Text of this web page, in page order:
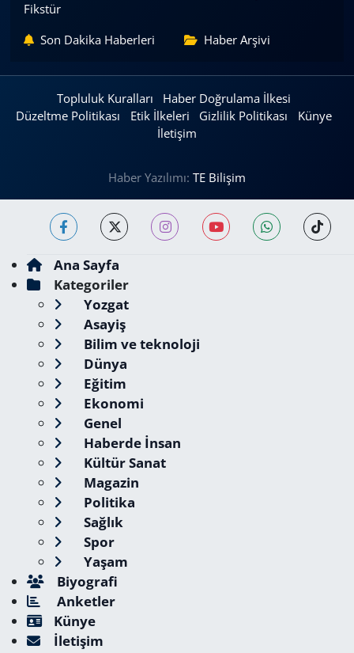
Fikstür
Son Dakika Haberleri Haber Arşivi
Topluluk Kuralları
Haber Doğrulama İlkesi
Düzeltme Politikası
Etik İlkeleri Gizlilik Politikası
Künye
İletişim
Haber Yazılımı: TE Bilişim
Ana Sayfa
Kategoriler
Yozgat
Asayiş
Bilim ve teknoloji
Dünya
Eğitim
Ekonomi
Genel
Haberde İnsan
Kültür Sanat
Magazin
Politika
Sağlık
Spor
Yaşam
Biyografi
Anketler
Künye
İletişim